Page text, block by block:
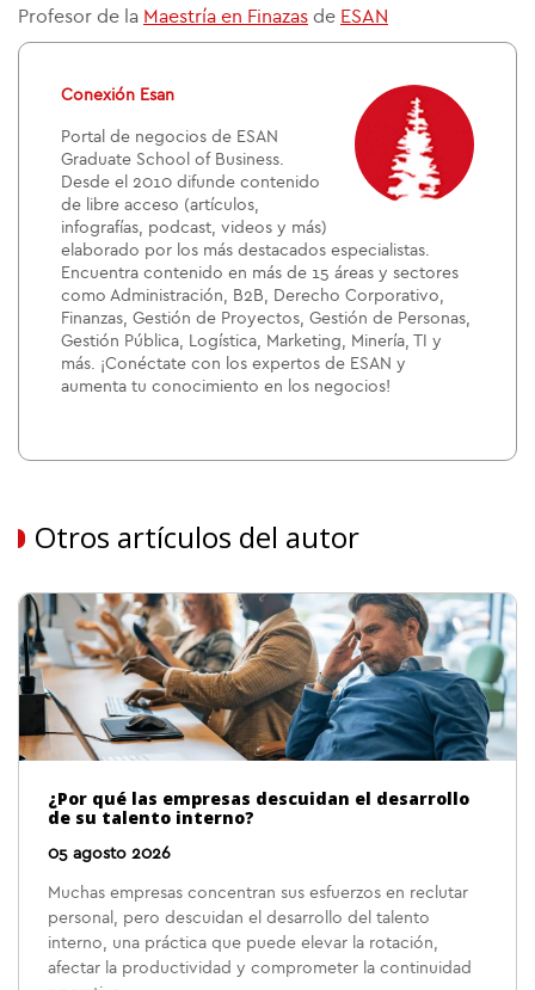
Profesor de la Maestría en Finazas de ESAN
Conexión Esan
Portal de negocios de ESAN
Graduate School of Business.
Desde el 2010 difunde contenido
de libre acceso (artículos,
infografías, podcast, videos y más)
elaborado por los más destacados especialistas.
Encuentra contenido en más de 15 áreas y sectores
como Administración, B2B, Derecho Corporativo,
Finanzas, Gestión de Proyectos, Gestión de Personas,
Gestión Pública, Logística, Marketing, Minería, TI y
más. ¡Conéctate con los expertos de ESAN y
aumenta tu conocimiento en los negocios!
Otros artículos del autor
¿Por qué las empresas descuidan el desarrollo
de su talento interno?
05 agosto 2026
Muchas empresas concentran sus esfuerzos en reclutar
personal, pero descuidan el desarrollo del talento
interno, una práctica que puede elevar la rotación,
afectar la productividad y comprometer la continuidad